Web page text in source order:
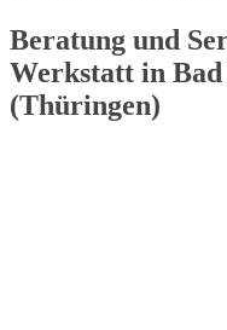
Beratung und
Werkstatt in Bad
(Thüringen)